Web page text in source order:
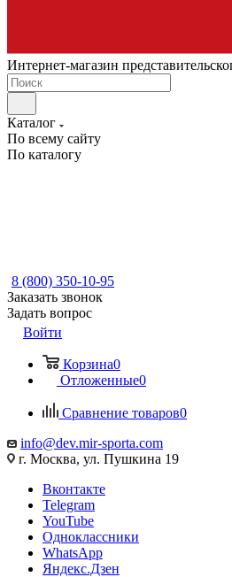
Интернет-магазин
Каталог
По всему сайту
По каталогу
8 (800) 350-10-95
Заказать звонок
Задать вопрос
Войти
Корзина0
Отложенные0
Сравнение товаров0
info@dev.mir-sporta.com
г. Москва, ул. Пушкина 19
Вконтакте
Telegram
YouTube
Одноклассники
WhatsApp
Яндекс.Дзен